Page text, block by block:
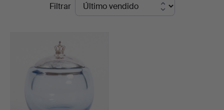
Sørensen
Auktioner
Filtrar